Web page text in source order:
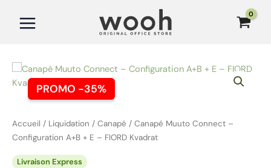
PROMO -35%
Accueil / Liquidation / Canapé / Canapé Muuto Connect –
Configuration A+B + E – FIORD Kvadrat
Livraison Express